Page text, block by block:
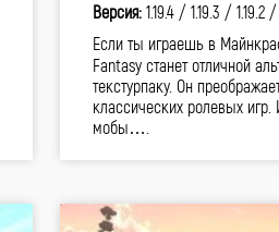
Версия:1.19.4 /1.19.3 /1.19.2 /
Если ты играешь в
Fantasy станет отличной
текстурпаку. Он
классических ролевых
мобы….